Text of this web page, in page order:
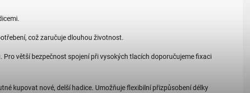
což zaručuje dlouhou životnost.
větší bezpečnost spojení při vysokých tlacích doporučujeme fixaci
kupovat nové, delší hadice. Umožňuje flexibilní přizpůsobení délky